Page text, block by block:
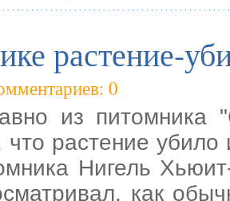
растение-
0
из питомника
что растение
Нигель
как